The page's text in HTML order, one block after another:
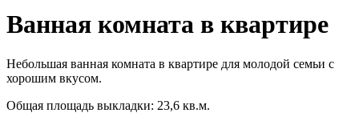
Ванная комната в квартире
Небольшая ванная комната в квартире для молодой семьи с
хорошим вкусом.
Общая площадь выкладки: 23,6 кв.м.